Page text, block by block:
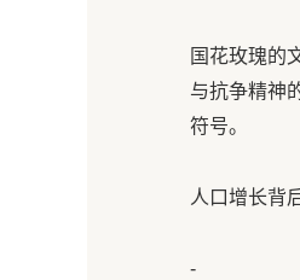
国花玫瑰的
与抗争精神
符号。
人口增长背
-